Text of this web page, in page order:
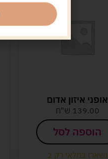
אופני איזון אדום
139.00 ש"ח
הוספה לסל
נשארו במלאי רק 2